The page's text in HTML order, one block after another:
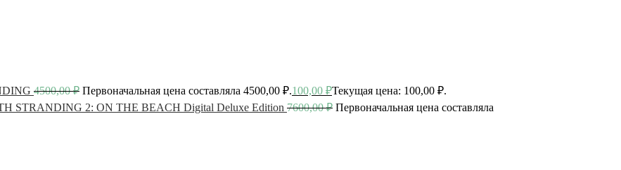
4500,00₽ Первоначальная цена составляла 4500,00 ₽.100,00 ₽Текущая цена: 100,00 ₽.
STRANDING 2: ON THE BEACH Digital Deluxe Edition 7600,00₽ Первоначальная цена составляла